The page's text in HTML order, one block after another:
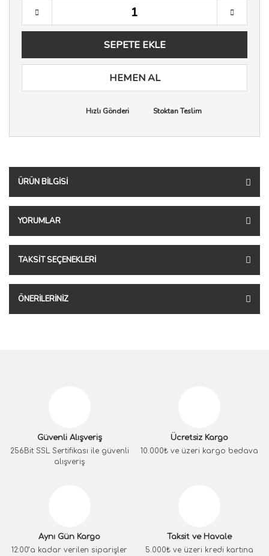
SEPETE EKLE
HEMEN AL
Hızlı Gönderi Stoktan Teslim
ÜRÜN BILGISI
YORUMLAR
TAKSIT SEÇENEKLERI
ÖNERILERINIZ
Güvenli Alışveriş
256Bit SSL Sertifikası ile güvenli
alışveriş
Ücretsiz Kargo
10.000₺ ve üzeri kargo bedava
Aynı Gün Kargo
12:00’a kadar verilen siparişler
Taksit ve Havale
5.000₺ ve üzeri kredi kartına